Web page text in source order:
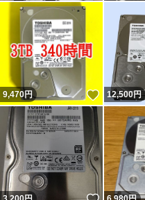
9,470円 いいね！
12,500円